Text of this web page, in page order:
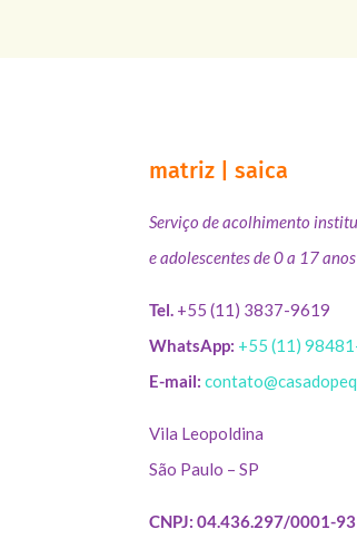
matriz | saica
Serviço de acolhimento
e adolescentes de 0 a 17
Tel. +55 (11) 3837-9619
WhatsApp: +55 (11)
E-mail:
Vila Leopoldina
São Paulo – SP
CNPJ: 04.436.297/0001-93